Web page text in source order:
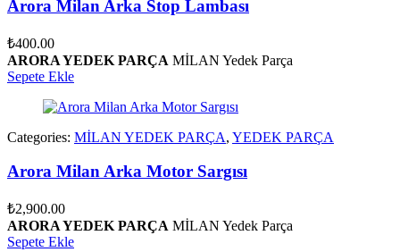
Arora Milan Arka Stop Lambası
₺400.00
ARORA YEDEK PARÇA MİLAN Yedek Parça
Sepete Ekle
Categories: MİLAN YEDEK PARÇA, YEDEK PARÇA
Arora Milan Arka Motor Sargısı
₺2,900.00
ARORA YEDEK PARÇA MİLAN Yedek Parça
Sepete Ekle